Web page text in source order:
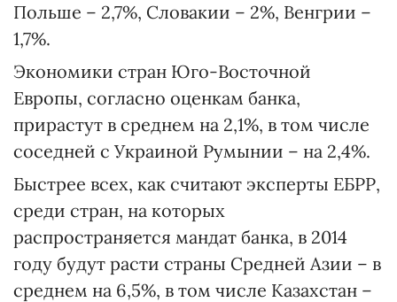
Польше – 2,7%, Словакии – 2%, Венгрии –
1,7%.
Экономики стран Юго-Восточной
Европы, согласно оценкам банка,
прирастут в среднем на 2,1%, в том числе
соседней с Украиной Румынии – на 2,4%.
Быстрее всех, как считают эксперты ЕБРР,
среди стран, на которых
распространяется мандат банка, в 2014
году будут расти страны Средней Азии – в
среднем на 6,5%, в том числе Казахстан –